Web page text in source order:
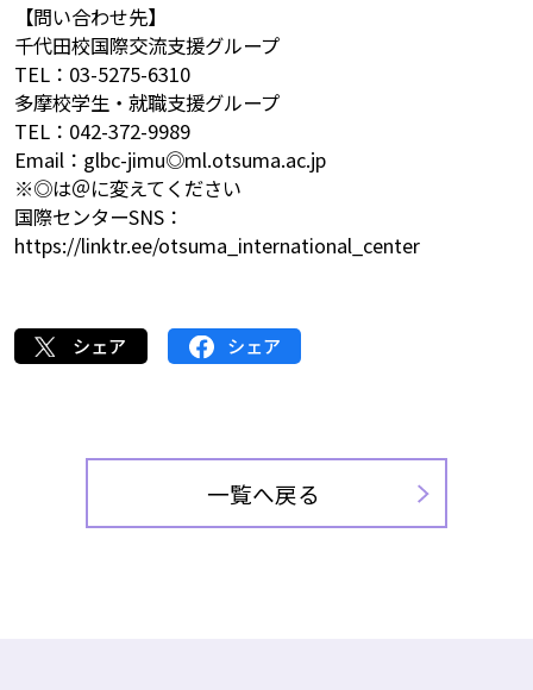
【問い合わせ先】
千代田校国際交流支援グループ
TEL：03-5275-6310
多摩校学生・就職支援グループ
TEL：042-372-9989
Email：glbc-jimu◎ml.otsuma.ac.jp
※◎は＠に変えてください
国際センターSNS：
https://linktr.ee/otsuma_international_center
シェア シェア
一覧へ戻る